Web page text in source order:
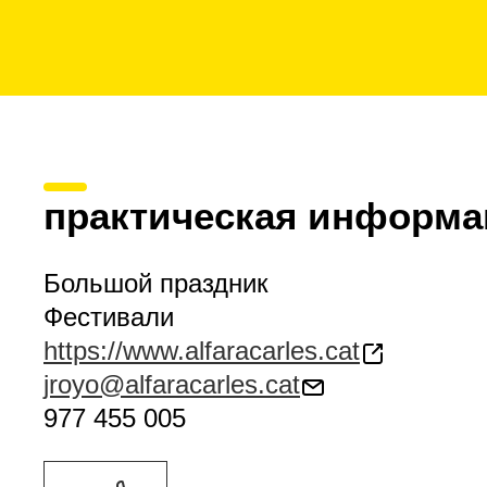
практическая
Большой праздник
Фестивали
https://www.alfaracarles.cat
jroyo@alfaracarles.cat
977 455 005